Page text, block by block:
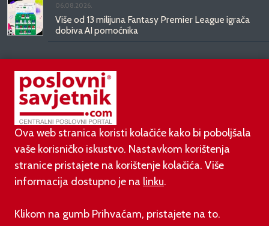
06.08.2026.
Više od 13 milijuna Fantasy Premier League igrača
dobiva AI pomoćnika
Od doma do doma: IKEA predstavlja
KOMPISHÄNG, kolekciju koja seli s vama
Ova web stranica koristi kolačiće kako bi poboljšala
vaše korisničko iskustvo. Nastavkom korištenja
stranice pristajete na korištenje kolačića. Više
informacija dostupno je na linku.
Klikom na gumb Prihvaćam, pristajete na to.